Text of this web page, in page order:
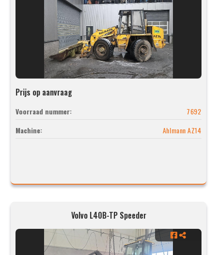
Prijs op aanvraag
Voorraad nummer:
7692
Machine:
Ahlmann AZ14
Volvo L40B-TP Speeder